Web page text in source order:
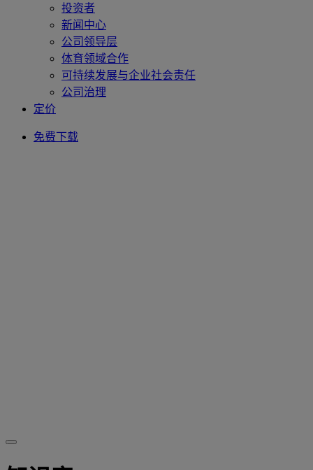
投资者
新闻中心
公司领导层
体育领域合作
可持续发展与企业社会责任
公司治理
定价
免费下载